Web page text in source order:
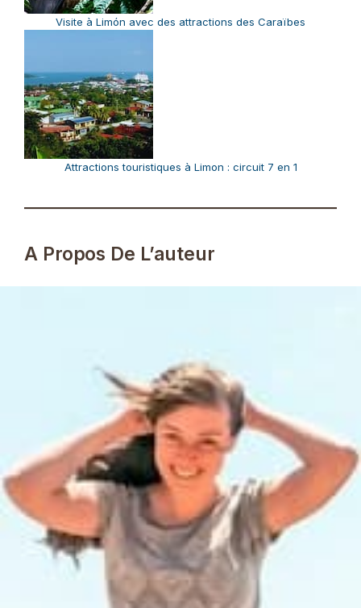
Visite à Limón avec des attractions des Caraïbes
Attractions touristiques à Limon : circuit 7 en 1
A Propos De L’auteur